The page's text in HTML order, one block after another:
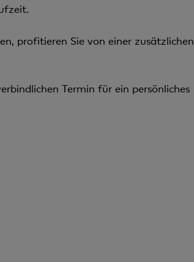
profitieren Sie von einer zusätzlichen
Termin für ein persönliches